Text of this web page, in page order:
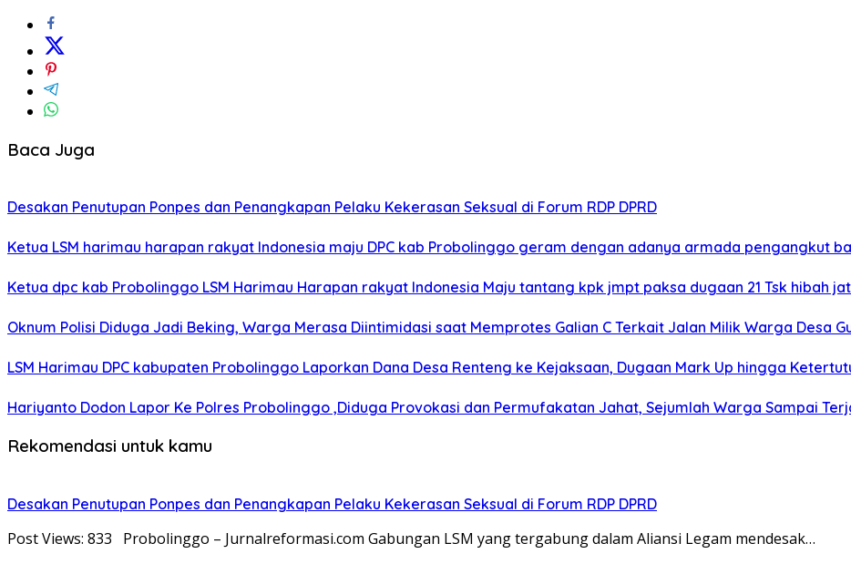
Baca Juga
Desakan Penutupan Ponpes dan Penangkapan Pelaku Kekerasan Seksual di Forum RDP DPRD
Ketua LSM harimau harapan rakyat Indonesia maju DPC kab Probolinggo geram dengan adanya armada pengangkut
Ketua dpc kab Probolinggo LSM Harimau Harapan rakyat Indonesia Maju tantang kpk jmpt paksa dugaan 21 Tsk hibah
Oknum Polisi Diduga Jadi Beking, Warga Merasa Diintimidasi saat Memprotes Galian C Terkait Jalan Milik Warga Desa
LSM Harimau DPC kabupaten Probolinggo Laporkan Dana Desa Renteng ke Kejaksaan, Dugaan Mark Up hingga
Hariyanto Dodon Lapor Ke Polres Probolinggo ,Diduga Provokasi dan Permufakatan Jahat, Sejumlah Warga Sampai
Rekomendasi untuk kamu
Desakan Penutupan Ponpes dan Penangkapan Pelaku Kekerasan Seksual di Forum RDP DPRD
Post Views: 833 Probolinggo – Jurnalreformasi.com Gabungan LSM yang tergabung dalam Aliansi Legam mendesak…